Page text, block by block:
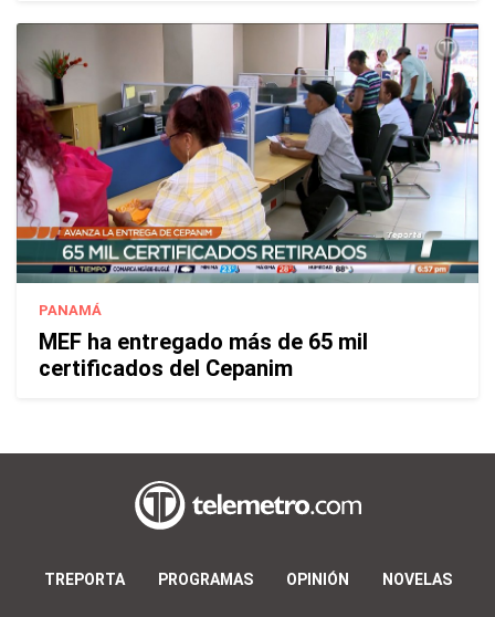
PANAMÁ
MEF ha entregado más de 65 mil
certificados del Cepanim
TREPORTA PROGRAMAS OPINIÓN NOVELAS